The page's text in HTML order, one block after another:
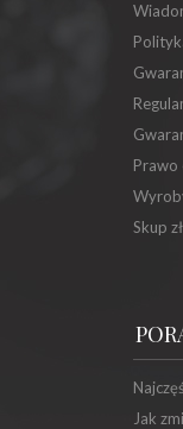
Prawo
Skup
Jak